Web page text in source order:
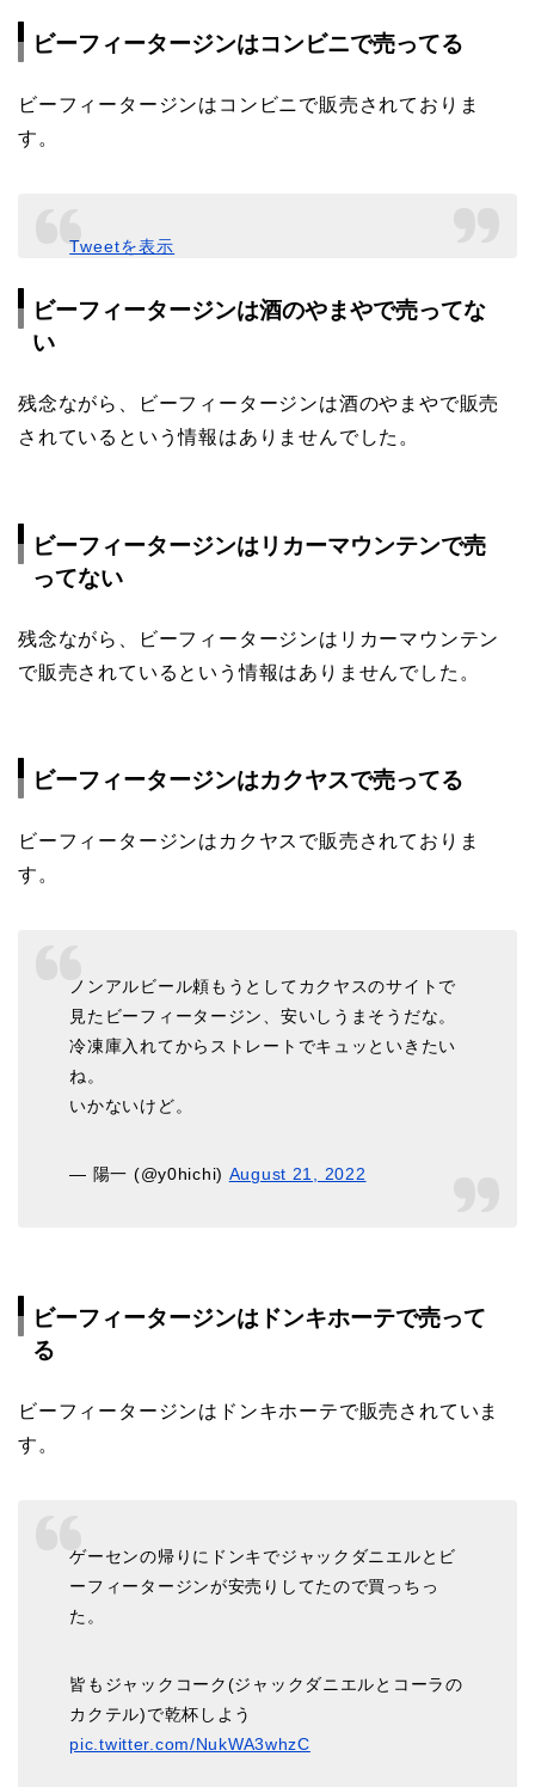
ビーフィータージンはコンビニで売ってる
ビーフィータージンはコンビニで販売されておりま
す。
Tweetを表示
ビーフィータージンは酒のやまやで売ってな
い
残念ながら、ビーフィータージンは酒のやまやで販売
されているという情報はありませんでした。
ビーフィータージンはリカーマウンテンで売
ってない
残念ながら、ビーフィータージンはリカーマウンテン
で販売されているという情報はありませんでした。
ビーフィータージンはカクヤスで売ってる
ビーフィータージンはカクヤスで販売されておりま
す。
ノンアルビール頼もうとしてカクヤスのサイトで
見たビーフィータージン、安いしうまそうだな。
冷凍庫入れてからストレートでキュッといきたい
ね。
いかないけど。
— 陽一 (@y0hichi) August 21, 2022
ビーフィータージンはドンキホーテで売って
る
ビーフィータージンはドンキホーテで販売されていま
す。
ゲーセンの帰りにドンキでジャックダニエルとビ
ーフィータージンが安売りしてたので買っちっ
た。
皆もジャックコーク(ジャックダニエルとコーラの
カクテル)で乾杯しよう
pic.twitter.com/NukWA3whzC